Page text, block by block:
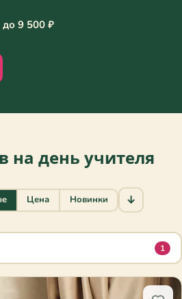
до 9 500 ₽
на день учителя
Цена Новинки ↓
1